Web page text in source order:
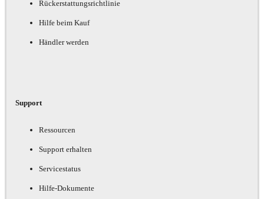
Rückerstattungsrichtlinie
Hilfe beim Kauf
Händler werden
Support
Ressourcen
Support erhalten
Servicestatus
Hilfe-Dokumente